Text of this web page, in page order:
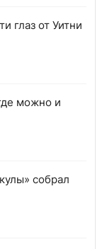
глаз от Уитни
можно и
собрал